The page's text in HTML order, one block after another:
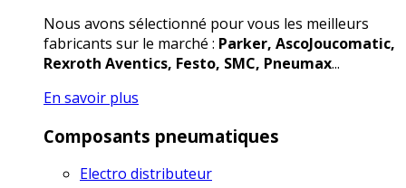
Nous avons sélectionné pour vous les meilleurs
fabricants sur le marché : Parker, AscoJoucomatic,
Rexroth Aventics, Festo, SMC, Pneumax...
En savoir plus
Composants pneumatiques
Electro distributeur